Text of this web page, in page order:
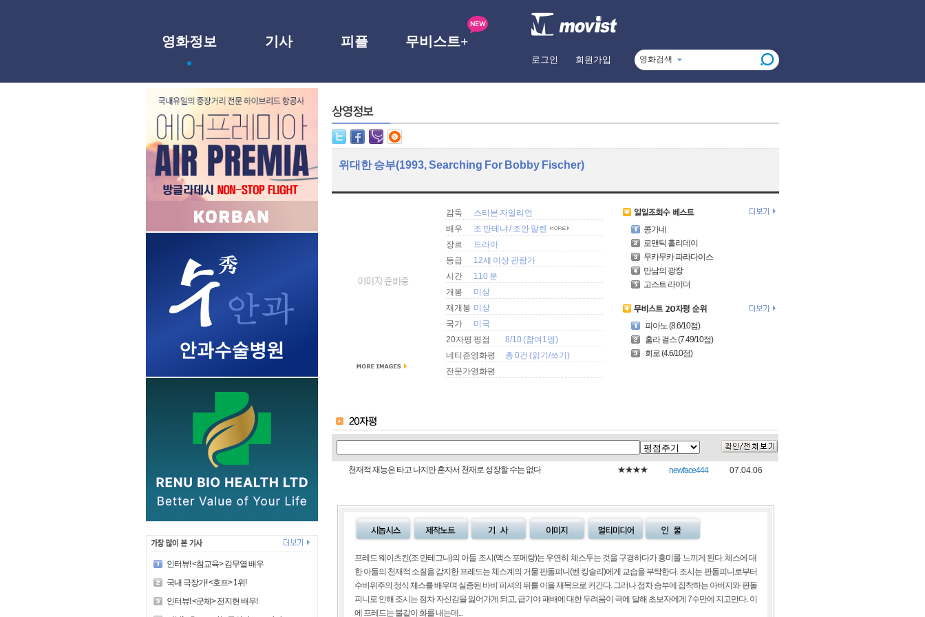
영화정보 기사 피플 무비스트+
로그인 회원가입 영화검색
인터뷰! <참교육> 김무열 배우
국내 극장가! <호프> 1위!
인터뷰! <군체> 전지현 배우!
위대한 승부(1993, Searching For Bobby Fischer)
감독
스티븐 자일리언
배우
조 만테냐/조안 알렌
장르
드라마
등급
12세 이상 관람가
시간
110 분
개봉
미상
재개봉 미상
국가
미국
20자평 평점
8/10 (참여1명)
네티즌영화평
총 0건 (읽기 /쓰기 )
전문가영화평
콩가네
로맨틱 홀리데이
무카무카 파라다이스
만남의 광장
고스트 라이더
피아노 (8.6/10점)
훌라 걸스 (7.49/10점)
회로 (4.6/10점)
천재적 재능은 타고 나지만 혼자서 천재로 성장할 수는 없다 ★★★★ newface444 07.04.06
프레드 웨이츠킨(조 만테그나)의 아들 조시(맥스 포메랑)는 우연히 체스두는 것을 구경하다가 흥미를 느끼게 된다. 체스에 대
한 아들의 천재적 소질을 감지한 프레드는 체스계의 거물 판돌피니(벤 킹슬리)에게 교습을 부탁한다. 조시는 판돌피니로부터
수비위주의 정식 체스를 배우며 실종된 바비 피셔의 뒤를 이을 재목으로 커간다. 그러나 점차 승부에 집착하는 아버지와 판돌
피니로 인해 조시는 점차 자신감을 잃어가게 되고, 급기야 패배에 대한 두려움이 극에 달해 초보자에게 7수만에 지고만다. 이
에 프레드는 불같이 화를 내는데...